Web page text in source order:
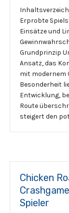
Erprobte
Einsätze und
Grundprinzip
Ansatz, das
mit modernem
Besonderheit
Entwicklung,
Route
steigert den
Chicken
Spieler